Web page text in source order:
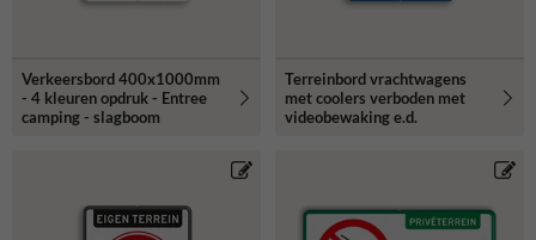
Verkeersbord 400x1000mm
- 4 kleuren opdruk - Entree
camping - slagboom
Terreinbord vrachtwagens
met coolers verboden met
videobewaking e.d.